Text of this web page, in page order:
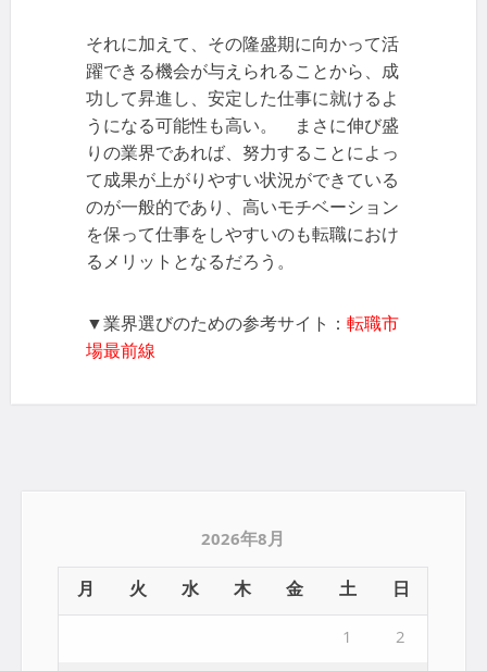
それに加えて、その隆盛期に向かって活
躍できる機会が与えられることから、成
功して昇進し、安定した仕事に就けるよ
うになる可能性も高い。 まさに伸び盛
りの業界であれば、努力することによっ
て成果が上がりやすい状況ができている
のが一般的であり、高いモチベーション
を保って仕事をしやすいのも転職におけ
るメリットとなるだろう。
▼業界選びのための参考サイト： 転職市
場最前線
2026年8月
月
火 水 木 金 土
日
1
2